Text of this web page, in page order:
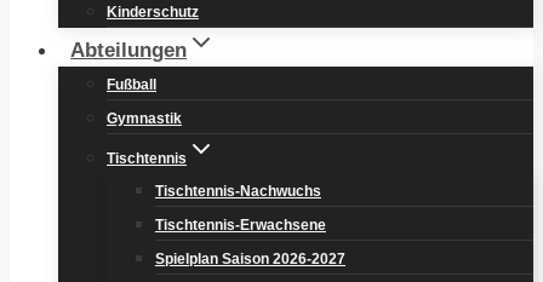
Kinderschutz
Abteilungen
Fußball
Gymnastik
Tischtennis
Tischtennis-Nachwuchs
Tischtennis-Erwachsene
Spielplan Saison 2026-2027